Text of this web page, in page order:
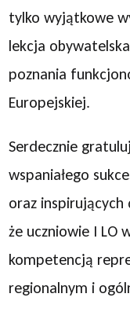
tylko wyjątkowe
lekcja
poznania
Europejskiej.
Serdecznie
wspaniałego
oraz inspirujących
że uczniowie I LO
kompetencją
regionalnym i